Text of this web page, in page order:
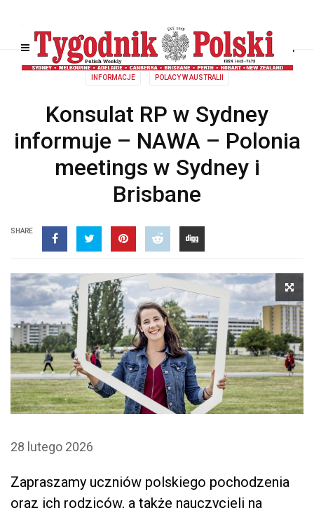
INFORMACJE POLACY W AUSTRALII
Konsulat RP w Sydney
informuje – NAWA – Polonia
meetings w Sydney i
Brisbane
SHARE
28 lutego 2026
Zapraszamy uczniów polskiego pochodzenia
oraz ich rodziców, a także nauczycieli na